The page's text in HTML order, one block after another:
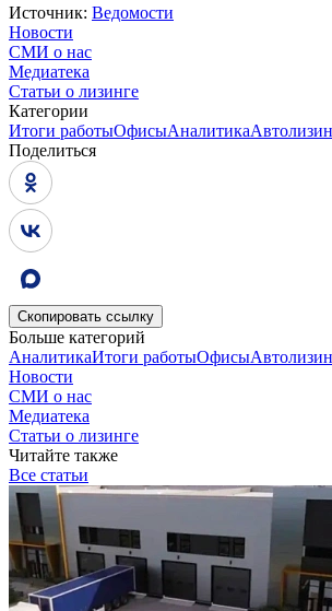
Источник: Ведомости
Новости
СМИ о нас
Медиатека
Статьи о лизинге
Категории
Итоги работыОфисыАналитика
Поделиться
Скопировать ссылку
Больше категорий
АналитикаИтоги работыОфисы
Новости
СМИ о нас
Медиатека
Статьи о лизинге
Читайте также
Все статьи